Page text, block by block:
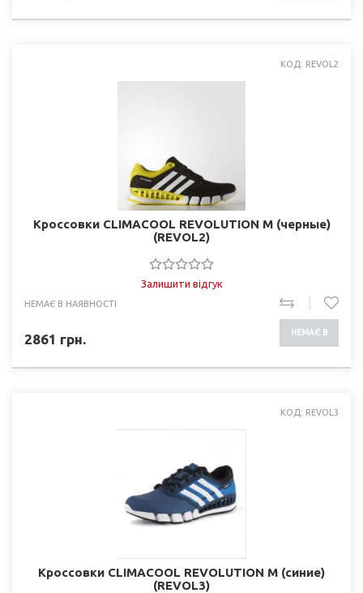
КОД: REVOL2
Кроссовки CLIMACOOL REVOLUTION M (черные)
(REVOL2)
Залишити відгук
НЕМАЄ В НАЯВНОСТІ
2861 грн. НЕМАЄ В
КОД: REVOL3
Кроссовки CLIMACOOL REVOLUTION M (синие)
(REVOL3)